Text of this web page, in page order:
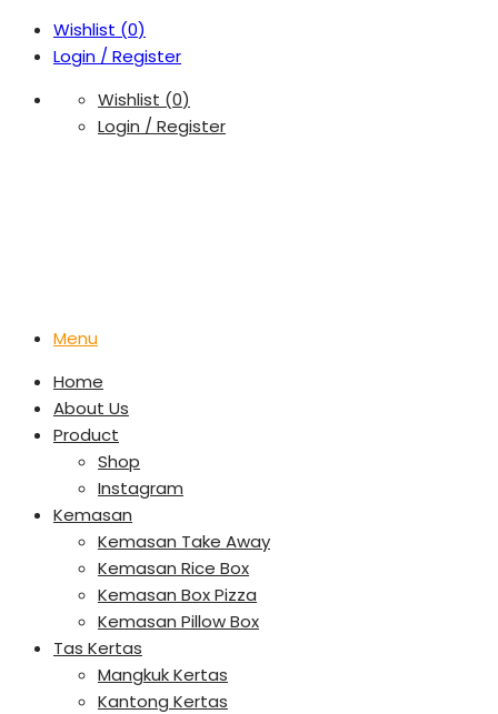
Wishlist (0)
Login / Register
Wishlist (0)
Login / Register
Menu
Home
About Us
Product
Shop
Instagram
Kemasan
Kemasan Take Away
Kemasan Rice Box
Kemasan Box Pizza
Kemasan Pillow Box
Tas Kertas
Mangkuk Kertas
Kantong Kertas